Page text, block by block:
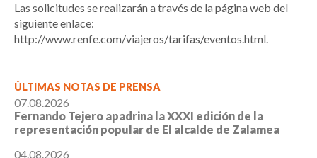
Las solicitudes se realizarán a través de la página web del
siguiente enlace:
http://www.renfe.com/viajeros/tarifas/eventos.html.
ÚLTIMAS NOTAS DE PRENSA
07.08.2026
Fernando Tejero apadrina la XXXI edición de la
representación popular de El alcalde de Zalamea
04.08.2026